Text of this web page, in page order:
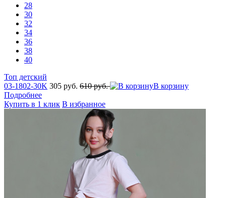
28
30
32
34
36
38
40
Топ детский
03-1802-30K 305 руб. 610 руб.
В корзину
Подробнее
Купить в 1 клик В избранное